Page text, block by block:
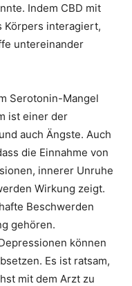
Indem CBD mit
Körpers interagiert,
untereinander
Serotonin-Mangel
ist einer der
auch Ängste. Auch
die Einnahme von
innerer Unruhe
Wirkung zeigt.
Beschwerden
gehören.
können
Es ist ratsam,
mit dem Arzt zu